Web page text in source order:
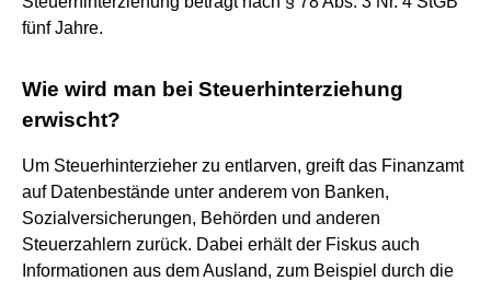
fünf Jahre.
Wie wird man bei Steuerhinterziehung
erwischt?
Um Steuerhinterzieher zu entlarven, greift das Finanzamt
auf Datenbestände unter anderem von Banken,
Sozialversicherungen, Behörden und anderen
Steuerzahlern zurück. Dabei erhält der Fiskus auch
Informationen aus dem Ausland, zum Beispiel durch die